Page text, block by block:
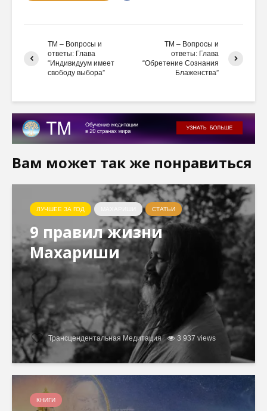
ТМ – Вопросы и
ответы: Глава
“Индивидуум имеет
свободу выбора”
ТМ – Вопросы и
ответы: Глава
“Обретение Сознания
Блаженства”
Вам может так же понравиться
ЛУЧШЕЕ ЗА ГОД СТАТЬИ
9 правил жизни
Махариши
Трансцендентальная Медитация 3 937 views
КНИГИ